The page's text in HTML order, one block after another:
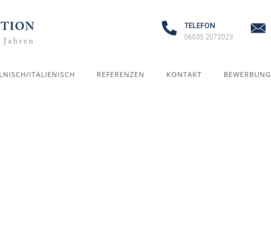
TELEFON
06035 2072023
ITALIENISCH REFERENZEN KONTAKT BEWERBUNG